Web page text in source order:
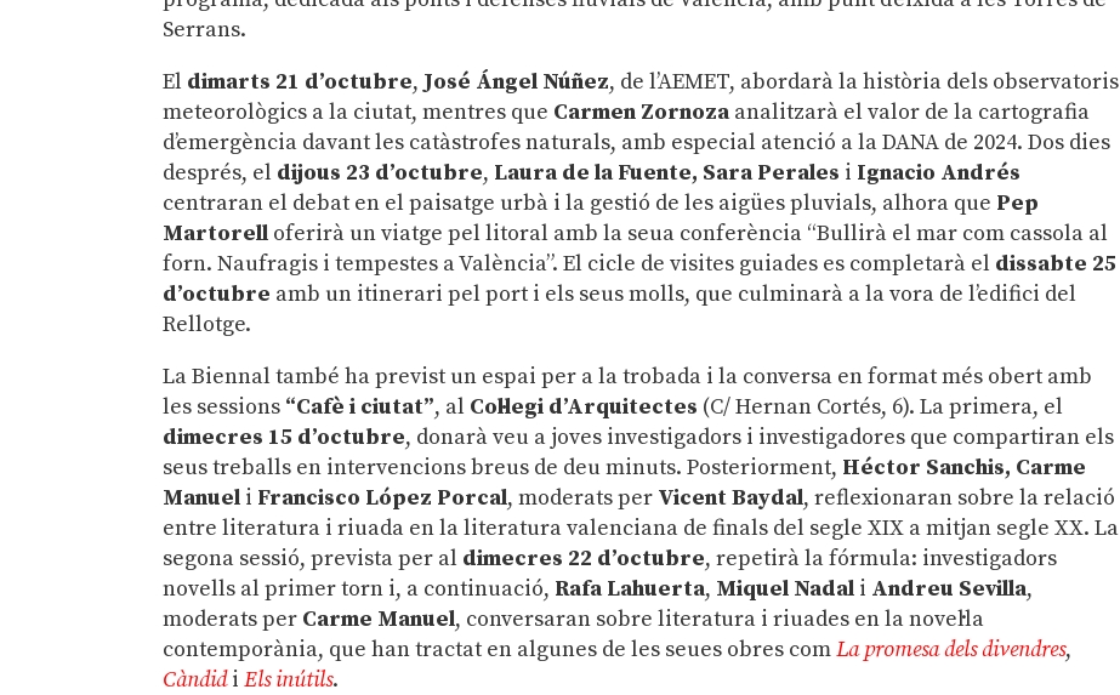
Serrans.
El dimarts 21 d’octubre, José Ángel Núñez, de l’AEMET, abordarà la història dels observatoris
meteorològics a la ciutat, mentres que Carmen Zornoza analitzarà el valor de la cartografia
d’emergència davant les catàstrofes naturals, amb especial atenció a la DANA de 2024. Dos dies
després, el dijous 23 d’octubre, Laura de la Fuente, Sara Perales i Ignacio Andrés
centraran el debat en el paisatge urbà i la gestió de les aigües pluvials, alhora que Pep
Martorell oferirà un viatge pel litoral amb la seua conferència “Bullirà el mar com cassola al
forn. Naufragis i tempestes a València”. El cicle de visites guiades es completarà el dissabte 25
d’octubre amb un itinerari pel port i els seus molls, que culminarà a la vora de l’edifici del
Rellotge.
La Biennal també ha previst un espai per a la trobada i la conversa en format més obert amb
les sessions “Cafè i ciutat”, al Col·legi d’Arquitectes (C/ Hernan Cortés, 6). La primera, el
dimecres 15 d’octubre, donarà veu a joves investigadors i investigadores que compartiran els
seus treballs en intervencions breus de deu minuts. Posteriorment, Héctor Sanchis, Carme
Manuel i Francisco López Porcal, moderats per Vicent Baydal, reflexionaran sobre la relació
entre literatura i riuada en la literatura valenciana de finals del segle XIX a mitjan segle XX. La
segona sessió, prevista per al dimecres 22 d’octubre, repetirà la fórmula: investigadors
novells al primer torn i, a continuació, Rafa Lahuerta, Miquel Nadal i Andreu Sevilla,
moderats per Carme Manuel, conversaran sobre literatura i riuades en la novel·la
contemporània, que han tractat en algunes de les seues obres comLa promesa dels divendres,
CàndidiEls inútils.